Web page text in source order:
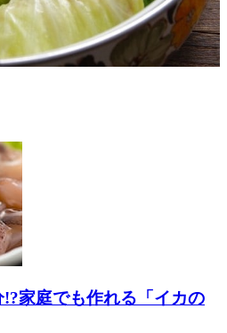
家庭でも作れる「イカの